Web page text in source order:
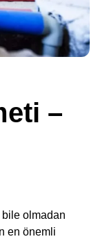
–
bile olmadan
en önemli